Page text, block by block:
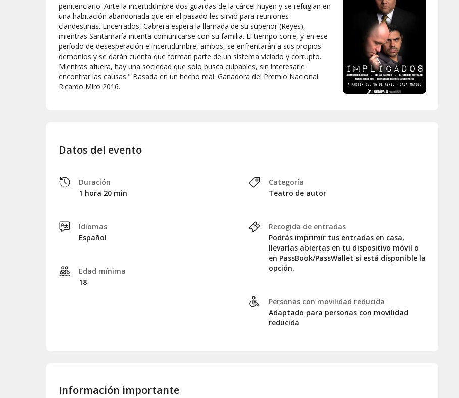
penitenciario. Ante la incertidumbre dos guardas de la cárcel huyen y se refugian en
una habitación abandonada que en el pasado les sirvió para reuniones
clandestinas. Encerrados, Cabrera espera la llamada de su superior (Reyes),
mientras Santamaría intenta comunicarse con su familia. El tiempo corre, y en ese
período de desesperación e incertidumbre, ambos, se enfrentarán a sus propios
demonios y se darán cuenta que forman parte de un sistema viciado y corrupto.
Mientras afuera, hay una sociedad que solo busca culpables, sin interesarle
encontrar las causas." Basada en un hecho real. Ganadora del Premio Nacional
Ricardo Miró 2016.
Datos del evento
Duración
1 hora 20 min
Idiomas
Español
Edad mínima
18
Categoría
Teatro de autor
Recogida de entradas
Podrás imprimir tus entradas en casa,
llevarlas abiertas en tu dispositivo móvil o
en PassBook/PassWallet si está disponible la
opción.
Personas con movilidad reducida
Adaptado para personas con movilidad
reducida
Información importante